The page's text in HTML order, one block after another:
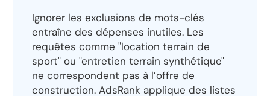
Ignorer les exclusions de mots-clés
entraîne des dépenses inutiles. Les
requêtes comme "location terrain de
sport" ou "entretien terrain synthétique"
ne correspondent pas à l’offre de
construction. AdsRank applique des listes